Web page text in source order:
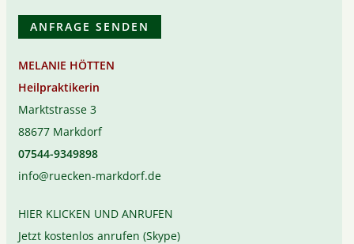
MELANIE HÖTTEN
Heilpraktikerin
Marktstrasse 3
88677 Markdorf
07544-9349898
info@ruecken-markdorf.de
HIER KLICKEN UND ANRUFEN
Jetzt kostenlos anrufen (Skype)